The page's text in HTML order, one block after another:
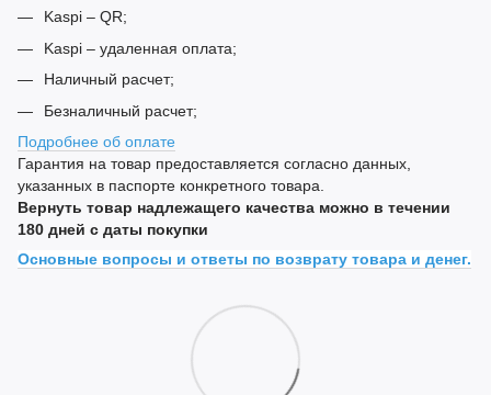
Kaspi – QR;
Kaspi – удаленная оплата;
Наличный расчет;
Безналичный расчет;
Подробнее об оплате
Гарантия на товар предоставляется согласно данных,
указанных в паспорте конкретного товара.
Вернуть товар надлежащего качества можно в течении
180 дней с даты покупки
Основные вопросы и ответы по возврату товара и денег.